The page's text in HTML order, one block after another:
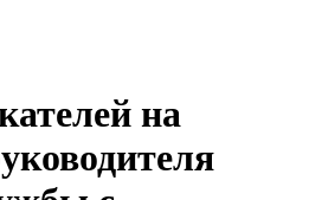
на